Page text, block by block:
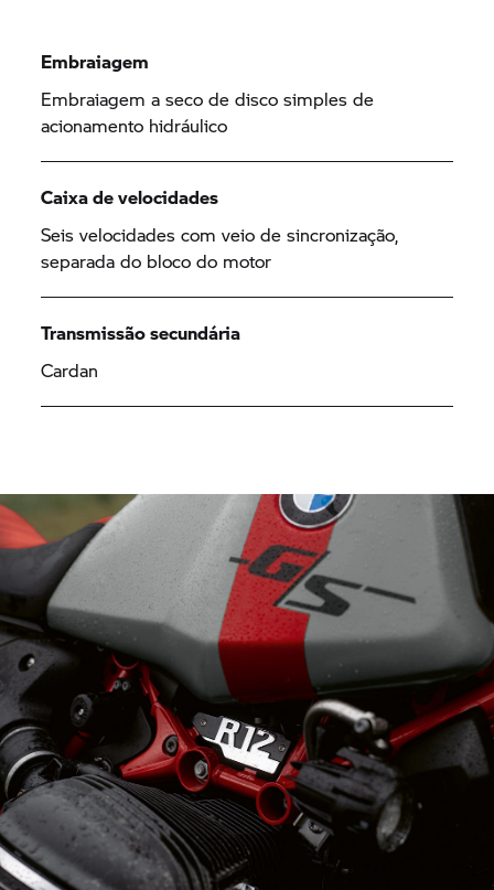
Embraiagem
Embraiagem a seco de disco simples de
acionamento hidráulico
Caixa de velocidades
Seis velocidades com veio de sincronização,
separada do bloco do motor
Transmissão secundária
Cardan